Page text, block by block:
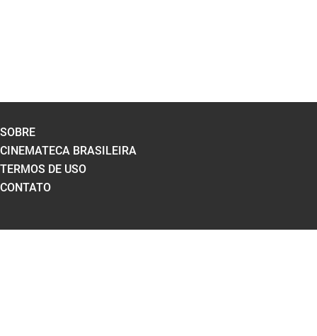
SOBRE
CINEMATECA BRASILEIRA
TERMOS DE USO
CONTATO